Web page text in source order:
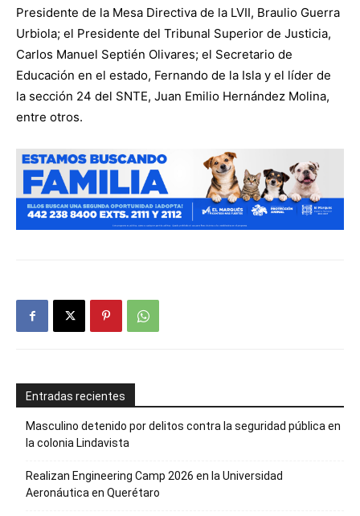
Presidente de la Mesa Directiva de la LVII, Braulio Guerra
Urbiola; el Presidente del Tribunal Superior de Justicia,
Carlos Manuel Septién Olivares; el Secretario de
Educación en el estado, Fernando de la Isla y el líder de
la sección 24 del SNTE, Juan Emilio Hernández Molina,
entre otros.
Entradas recientes
Masculino detenido por delitos contra la seguridad pública en
la colonia Lindavista
Realizan Engineering Camp 2026 en la Universidad
Aeronáutica en Querétaro